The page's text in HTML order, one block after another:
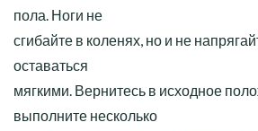
пола. Ноги не
сгибайте в коленях, но и не
оставаться
мягкими. Вернитесь в исходное
выполните несколько